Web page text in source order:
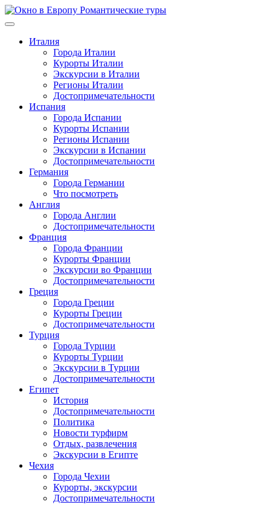
Перейти
к
Италия
Города Италии
Курорты Италии
Экскурсии в Италии
Регионы Италии
Достопримечательности
Испания
Города Испании
Курорты Испании
Регионы Испании
Экскурсии в Испании
Достопримечательности
Германия
Города Германии
Что посмотреть
Англия
Города Англии
Достопримечательности
Франция
Города Франции
Курорты Франции
Экскурсии во Франции
Достопримечательности
Греция
Города Греции
Курорты Греции
Достопримечательности
Турция
Города Турции
Курорты Турции
Экскурсии в Турции
Достопримечательности
Египет
История
Достопримечательности
Политика
Новости турфирм
Отдых, развлечения
Экскурсии в Египте
Чехия
Города Чехии
Курорты, экскурсии
Достопримечательности